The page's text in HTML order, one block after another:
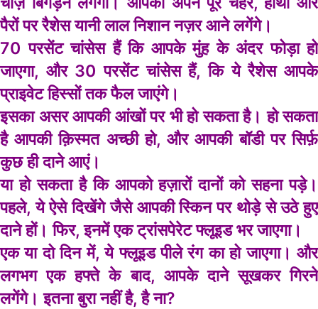
पैरों पर रैशेस यानी लाल निशान नज़र आने लगेंगे।
70 परसेंट चांसेस हैं कि आपके मुंह के अंदर फोड़ा हो
जाएगा, और 30 परसेंट चांसेस हैं, कि ये रैशेस आपके
प्राइवेट हिस्सों तक फैल जाएंगे।
इसका असर आपकी आंखों पर भी हो सकता है। हो सकता
है आपकी क़िस्मत अच्छी हो, और आपकी बॉडी पर सिर्फ़
कुछ ही दाने आएं।
या हो सकता है कि आपको हज़ारों दानों को सहना पड़े।
पहले, ये ऐसे दिखेंगे जैसे आपकी स्किन पर थोड़े से उठे हुए
दाने हों। फिर, इनमें एक ट्रांसपेरेट फ्लूइड भर जाएगा।
एक या दो दिन में, ये फ्लूइड पीले रंग का हो जाएगा। और
लगभग एक हफ्ते के बाद, आपके दाने सूखकर गिरने
लगेंगे। इतना बुरा नहीं है, है ना?